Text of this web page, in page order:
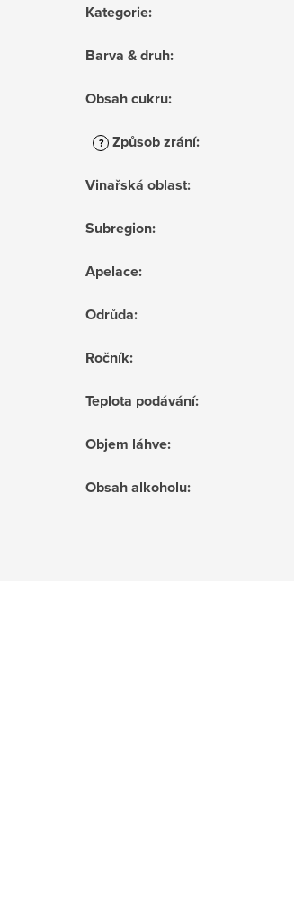
Kategorie:
Barva & druh:
Obsah cukru:
? Způsob zrání:
Vinařská oblast:
Subregion:
Apelace:
Odrůda:
Ročník:
Teplota podávání:
Objem láhve:
Obsah alkoholu: